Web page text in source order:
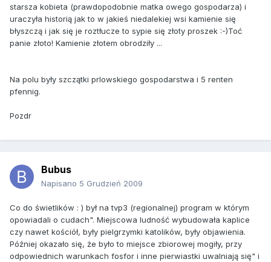
starsza kobieta (prawdopodobnie matka owego gospodarza) i
uraczyła historią jak to w jakieś niedalekiej wsi kamienie się
błyszczą i jak się je roztłucze to sypie się złoty proszek :-)Toć
panie złoto! Kamienie złotem obrodziły ...
Na polu były szczątki prlowskiego gospodarstwa i 5 renten
pfennig.
Pozdr
Bubus
Napisano 5 Grudzień 2009
Co do świetlików : ) był na tvp3 (regionalnej) program w którym
opowiadali o cudach". Miejscowa ludność wybudowała kaplice
czy nawet kościół, były pielgrzymki katolików, były objawienia.
Później okazało się, że było to miejsce zbiorowej mogiły, przy
odpowiednich warunkach fosfor i inne pierwiastki uwalniają się" i